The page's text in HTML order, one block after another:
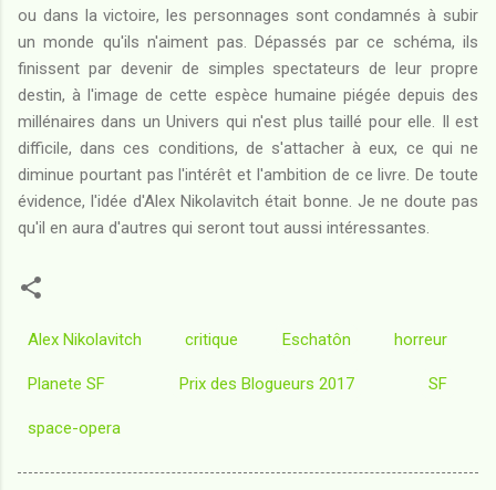
ou dans la victoire, les personnages sont condamnés à subir
un monde qu'ils n'aiment pas. Dépassés par ce schéma, ils
finissent par devenir de simples spectateurs de leur propre
destin, à l'image de cette espèce humaine piégée depuis des
millénaires dans un Univers qui n'est plus taillé pour elle. Il est
difficile, dans ces conditions, de s'attacher à eux, ce qui ne
diminue pourtant pas l'intérêt et l'ambition de ce livre. De toute
évidence, l'idée d'Alex Nikolavitch était bonne. Je ne doute pas
qu'il en aura d'autres qui seront tout aussi intéressantes.
Alex Nikolavitch critique Eschatôn horreur
Planete SF Prix des Blogueurs 2017 SF
space-opera